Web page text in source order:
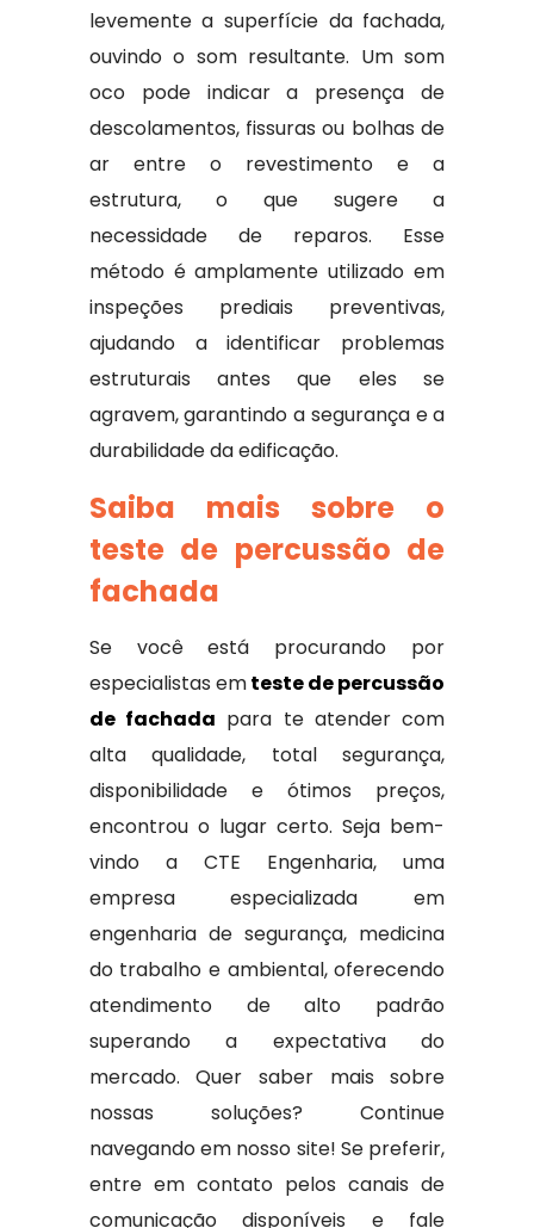
levemente a superfície da fachada,
ouvindo o som resultante. Um som
oco pode indicar a presença de
descolamentos, fissuras ou bolhas de
ar entre o revestimento e a
estrutura, o que sugere a
necessidade de reparos. Esse
método é amplamente utilizado em
inspeções prediais preventivas,
ajudando a identificar problemas
estruturais antes que eles se
agravem, garantindo a segurança e a
durabilidade da edificação.
Saiba mais sobre o
teste de percussão de
fachada
Se você está procurando por
especialistas emteste de percussão
de fachada para te atender com
alta qualidade, total segurança,
disponibilidade e ótimos preços,
encontrou o lugar certo. Seja bem-
vindo a CTE Engenharia, uma
empresa especializada em
engenharia de segurança, medicina
do trabalho e ambiental, oferecendo
atendimento de alto padrão
superando a expectativa do
mercado. Quer saber mais sobre
nossas soluções? Continue
navegando em nosso site! Se preferir,
entre em contato pelos canais de
comunicação disponíveis e fale